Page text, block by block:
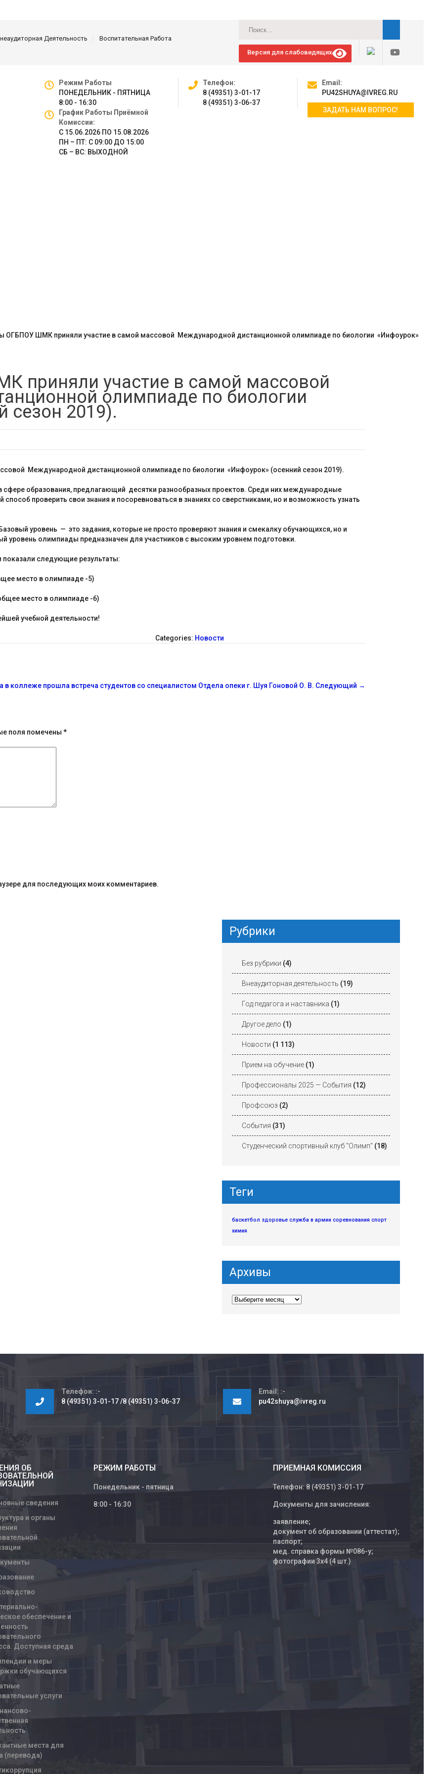
Деятельность
Воспитательная Работа
Версия для слабовидящих
Режим Работы
ПОНЕДЕЛЬНИК - ПЯТНИЦА
8:00 - 16:30
График Работы Приёмной
Комиссии:
С 15.06.2026 ПО 15.08.2026
ПН – ПТ: С 09:00 ДО 15:00
СБ – ВС: ВЫХОДНОЙ
Телефон:
8 (49351) 3-01-17
8 (49351) 3-06-37
Email:
PU42SHUYA@IVREG.RU
ЗАДАТЬ НАМ ВОПРОС!
ОГБПОУ ШМК приняли участие в самой массовой Международной дистанционной олимпиаде по биологии «Инфоурок»
приняли участие в самой массовой
олимпиаде по биологии
сезон 2019).
Международной дистанционной олимпиаде по биологии «Инфоурок» (осенний сезон 2019).
сфере образования, предлагающий десятки разнообразных проектов. Среди них международные
проверить свои знания и посоревноваться в знаниях со сверстниками, но и возможность узнать
уровень — это задания, которые не просто проверяют знания и смекалку обучающихся, но и
уровень олимпиады предназначен для участников с высоким уровнем подготовки.
следующие результаты:
место в олимпиаде -5)
место в олимпиаде -6)
учебной деятельности!
Categories: Новости
в коллеже прошла встреча студентов со специалистом Отдела опеки г. Шуя Гоновой О. В. Следующий →
поля помечены *
для последующих моих комментариев.
Рубрики
Без рубрики (4)
Внеаудиторная деятельность (19)
Год педагога и наставника (1)
Другое дело (1)
Новости (1 113)
Прием на обучение (1)
Профессионалы 2025 — События (12)
Профсоюз (2)
События (31)
Студенческий спортивный клуб "Олимп" (18)
Теги
баскетбол здоровье служба в армии соревнования спорт
химия
Архивы
Телефон:
8 (49351) 3-01-17 8 (49351) 3-06-37
Email:
pu42shuya@ivreg.ru
ОБ
сведения
и органы
обеспечение и
Доступная среда
и меры
обучающихся
услуги
места для
(перевода)
РЕЖИМ РАБОТЫ
Понедельник - пятница
8:00 - 16:30
ПРИЕМНАЯ КОМИССИЯ
Телефон: 8 (49351) 3-01-17
Документы для зачисления:
заявление;
документ об образовании (аттестат);
паспорт;
мед. справка формы №086-у;
фотографии 3х4 (4 шт.)